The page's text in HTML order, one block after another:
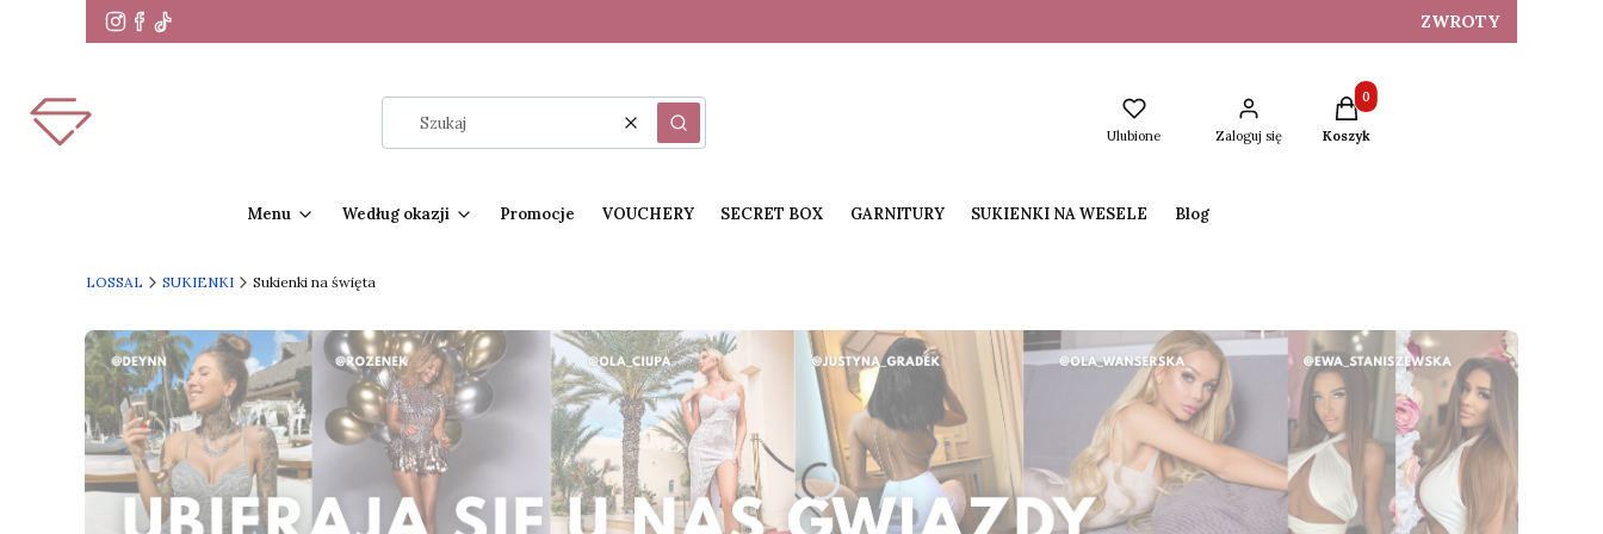
ZWROTY
WyczyśćSzukaj Ulubione Zaloguj się
Produkty w koszyku: 0. Zobacz
Koszyk
Menu Według okazji Promocje VOUCHERY SECRET BOX GARNITURY SUKIENKI NA WESELE Blog
LOSSAL SUKIENKI Sukienki na święta